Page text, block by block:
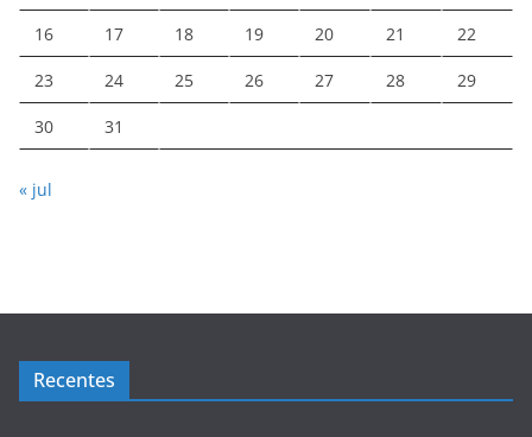
16 17 18 19 20 21 22
23 24 25 26 27 28 29
30 31
« jul
Recentes